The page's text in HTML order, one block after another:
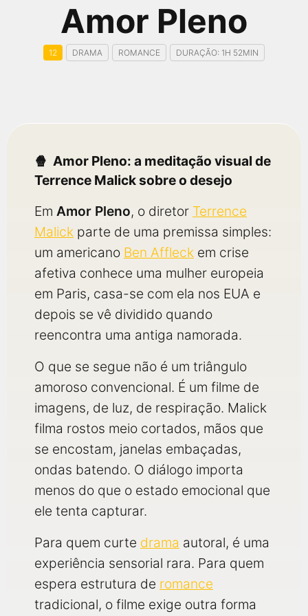
Amor Pleno
12 DRAMA ROMANCE DURAÇÃO: 1H 52MIN
Amor Pleno: a meditação visual de
Terrence Malick sobre o desejo
Em Amor Pleno, o diretor Terrence
Malick parte de uma premissa simples:
um americano Ben Affleck em crise
afetiva conhece uma mulher europeia
em Paris, casa-se com ela nos EUA e
depois se vê dividido quando
reencontra uma antiga namorada.
O que se segue não é um triângulo
amoroso convencional. É um filme de
imagens, de luz, de respiração. Malick
filma rostos meio cortados, mãos que
se encostam, janelas embaçadas,
ondas batendo. O diálogo importa
menos do que o estado emocional que
ele tenta capturar.
Para quem curte drama autoral, é uma
experiência sensorial rara. Para quem
espera estrutura de romance
tradicional, o filme exige outra forma